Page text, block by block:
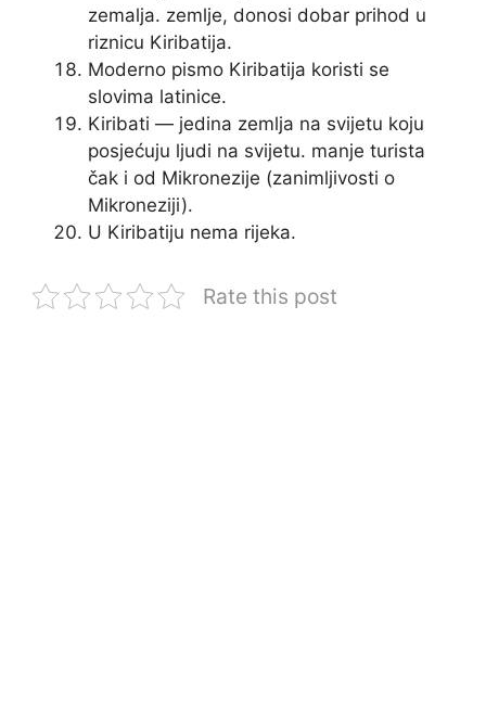
zemalja. zemlje, donosi dobar prihod u
riznicu Kiribatija.
Moderno pismo Kiribatija koristi se
slovima latinice.
Kiribati — jedina zemlja na svijetu koju
posjećuju ljudi na svijetu. manje turista
čak i od Mikronezije (zanimljivosti o
Mikroneziji).
U Kiribatiju nema rijeka.
Rate this post